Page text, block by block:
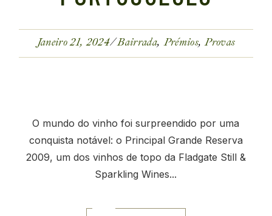
Janeiro 21, 2024 Bairrada Prémios Provas
O mundo do vinho foi surpreendido por uma
conquista notável: o Principal Grande Reserva
2009, um dos vinhos de topo da Fladgate Still &
Sparkling Wines...